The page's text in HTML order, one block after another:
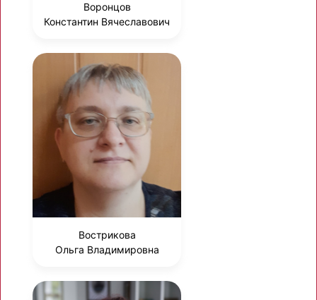
Воронцов
Константин Вячеславович
Вострикова
Ольга Владимировна